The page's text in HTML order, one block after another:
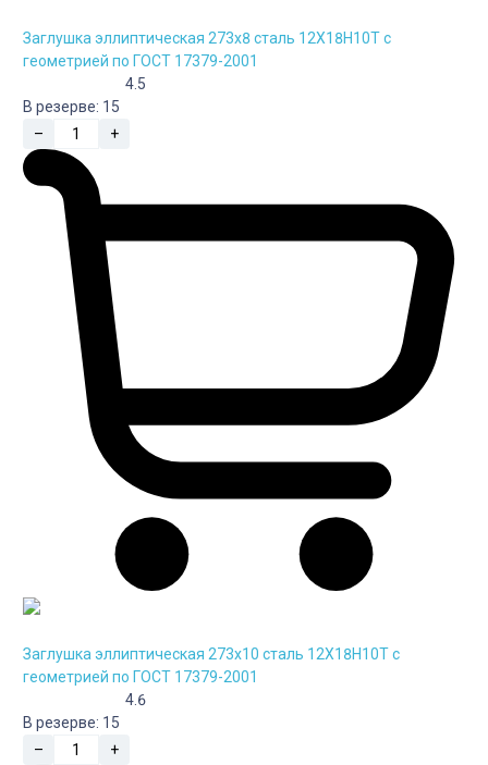
Заглушка эллиптическая 273х8 сталь 12Х18Н10Т с
геометрией по ГОСТ 17379-2001
4.5
В резерве: 15
–
+
Заглушка эллиптическая 273х10 сталь 12Х18Н10Т с
геометрией по ГОСТ 17379-2001
4.6
В резерве: 15
–
+